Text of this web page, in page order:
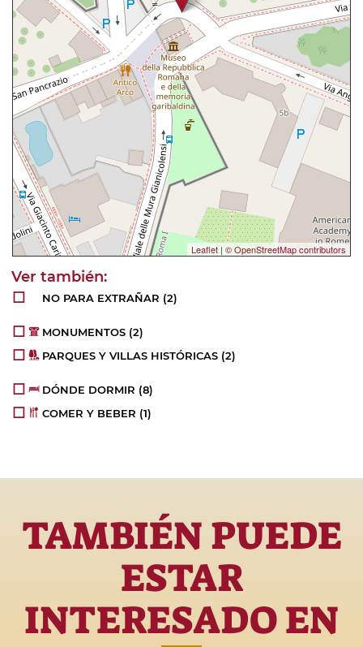
Leaflet| © OpenStreetMap contributors
NO PARA EXTRAÑAR (2)
MONUMENTOS (2)
PARQUES Y VILLAS HISTÓRICAS (2)
DÓNDE DORMIR (8)
COMER Y BEBER (1)
TAMBIÉN PUEDE
ESTAR
INTERESADO EN